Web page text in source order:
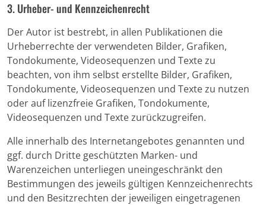
3. Urheber- und Kennzeichenrecht
Der Autor ist bestrebt, in allen Publikationen die
Urheberrechte der verwendeten Bilder, Grafiken,
Tondokumente, Videosequenzen und Texte zu
beachten, von ihm selbst erstellte Bilder, Grafiken,
Tondokumente, Videosequenzen und Texte zu nutzen
oder auf lizenzfreie Grafiken, Tondokumente,
Videosequenzen und Texte zurückzugreifen.
Alle innerhalb des Internetangebotes genannten und
ggf. durch Dritte geschützten Marken- und
Warenzeichen unterliegen uneingeschränkt den
Bestimmungen des jeweils gültigen Kennzeichenrechts
und den Besitzrechten der jeweiligen eingetragenen